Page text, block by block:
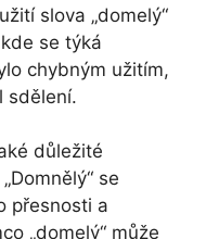
slova „domelý“
se týká
chybným užitím,
sdělení.
důležité
se
přesnosti a
„domelý“ může